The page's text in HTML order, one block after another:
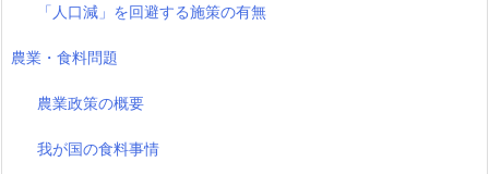
「人口減」を回避する施策の有無
農業・食料問題
農業政策の概要
我が国の食料事情